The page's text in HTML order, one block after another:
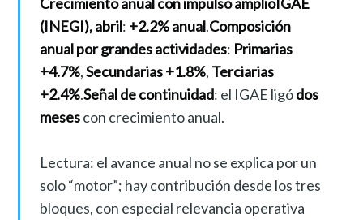
(INEGI), abril: +2.2% anual.Composición
anual por grandes actividades: Primarias
+4.7%,Secundarias +1.8%, Terciarias
+2.4%.Señal de continuidad: el IGAE ligódos
mesescon crecimiento anual.
Lectura: el avance anual no se explica por un
solo “motor”; hay contribución desde los tres
bloques, con especial relevancia operativa